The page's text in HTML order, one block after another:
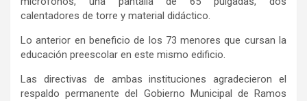
calentadores de torre y material didáctico.
Lo anterior en beneficio de los 73 menores que cursan la
educación preescolar en este mismo edificio.
Las directivas de ambas instituciones agradecieron el
respaldo permanente del Gobierno Municipal de Ramos